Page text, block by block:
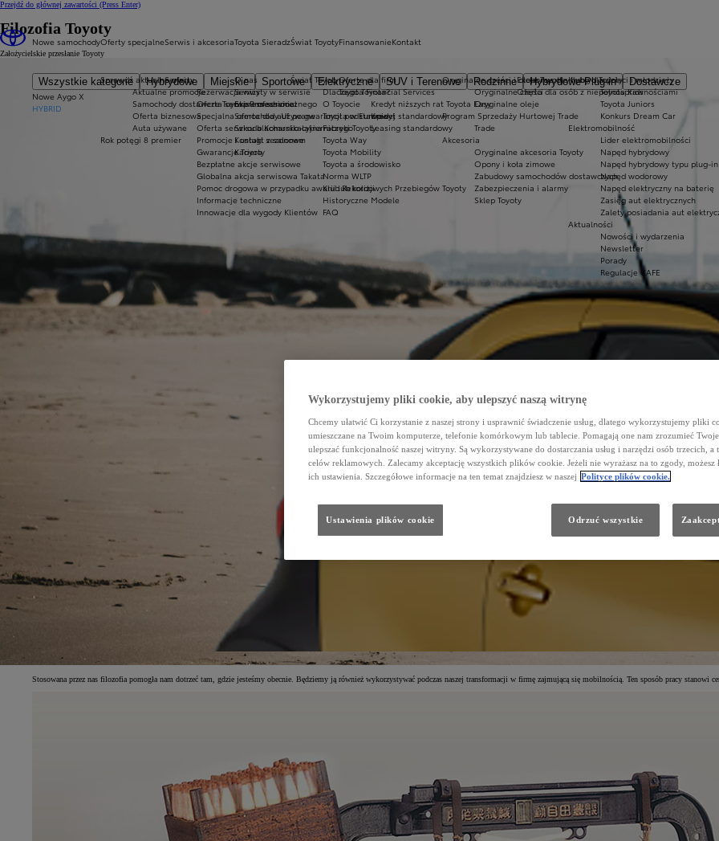
Przejdź do głównej zawartości (Press Enter)
Nowe samochody
Wszystkie kategorie Hybrydowe Miejskie Sportowe Elektryczne SUV i Terenowe Rodzinne Hybrydowe Plug-in
Dostawcze
Nowe Aygo X
HYBRID
Oferty specjalne
Sprawdź aktualne oferty
Aktualne promocje
Samochody dostawcze Toyota Professional
Oferta biznesowa
Auta używane
Rok potęgi 8 premier
Ekobonus dla hybryd Toyoty
Oferta dla osób z niepełnosprawnościami
Serwis i akcesoria
Serwis
Rezerwacja wizyty w serwisie
Oferta serwisu mechanicznego
Specjalna oferta dla aut po gwarancji podstawowej
Oferta serwisu blacharsko-lakierniczego
Promocje i usługi sezonowe
Gwarancje Toyoty
Bezpłatne akcje serwisowe
Globalna akcja serwisowa Takata
Pomoc drogowa w przypadku awarii lub kolizji
Informacje techniczne
Innowacje dla wygody Klientów
Oryginalne części i oleje Toyoty
Oryginalne części
Oryginalne oleje
Program Sprzedaży Hurtowej Trade
Trade
Akcesoria
Oryginalne akcesoria Toyoty
Opony i koła zimowe
Zabudowy samochodów dostawczych
Zabezpieczenia i alarmy
Sklep Toyoty
Toyota Sieradz
O nas
Serwis
Express service
Samochody Używane
Szkoda Komunikacyjna
Kontakt z salonem
Kariera
Świat Toyoty
Świat Toyoty
Dlaczego Toyota?
O Toyocie
Toyota w Europie
Fabryki Toyoty
Toyota Way
Toyota Mobility
Toyota a środowisko
Norma WLTP
Klub Rekordowych Przebiegów Toyoty
Historyczne Modele
FAQ
Kluby dla dzieci i młodzieży
Toyota Kids
Toyota Juniors
Konkurs Dream Car
Elektromobilność
Lider elektromobilności
Napęd hybrydowy
Napęd hybrydowy typu plug-in
Napęd wodorowy
Napęd elektryczny na baterię
Zasięg aut elektrycznych
Zalety posiadania aut
Aktualności
Nowości i wydarzenia
Newsletter
Porady
Regulacje CAFE
Finansowanie
Oferta dla firm
Toyota Financial Services
Kredyt niższych rat Toyota Easy
Kredyt standardowy
Leasing standardowy
Kontakt
Filozofia Toyoty
Założycielskie przesłanie Toyoty
Stosowana przez nas filozofia pomogła nam dotrzeć tam, gdzie jesteśmy obecnie. Będziemy ją również wykorzystywać podczas naszej transformacji w firmę zajmującą się mobilnością. Ten sposób pracy stanowi
Wykorzystujemy pliki cookie, aby ulepszyć naszą witrynę
Chcemy ułatwić Ci korzystanie z naszej strony i usprawnić świadczenie usług, dlatego wykorzystujemy pliki
umieszczane na Twoim komputerze, telefonie komórkowym lub tablecie. Pomagają one nam zrozumieć
ulepszać funkcjonalność naszej witryny. Są wykorzystywane do dostarczania usług i narzędzi osób trzecich, a
celów reklamowych. Zalecamy akceptację wszystkich plików cookie. Jeżeli nie wyrażasz na to zgody, możesz
ich ustawienia. Szczegółowe informacje na ten temat znajdziesz w naszej Polityce plików cookie.
Ustawienia plików cookie Odrzuć wszystkie